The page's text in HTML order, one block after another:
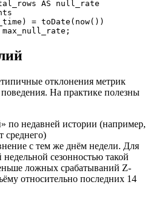
AS null_rate
= toDate( now())
max_null_rate;
отклонения метрик
На практике полезны
по недавней истории (например,
среднего)
с тем же днём недели. Для
сезонностью такой
ложных срабатываний Z-
относительно последних 14